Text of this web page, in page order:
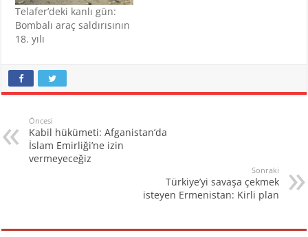
Telafer’deki kanlı gün:
Bombalı araç saldırısının
18. yılı
Öncesi
Kabil hükümeti: Afganistan’da
İslam Emirliği’ne izin
vermeyeceğiz
Sonraki
Türkiye’yi savaşa çekmek
isteyen Ermenistan: Kirli plan